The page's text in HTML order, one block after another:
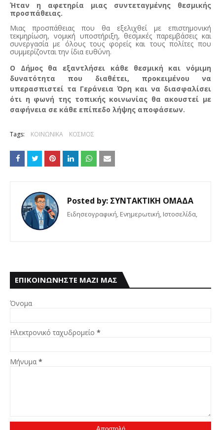
Ήταν η αφετηρία μιας συντεταγμένης θεσμικής
προσπάθειας.
Μιας προσπάθειας που θα εξελιχθεί με επιστημονική
τεκμηρίωση, νομική υποστήριξη, θεσμικές παρεμβάσεις και
συνεργασία με όλους τους φορείς και τους πολίτες που
συμμερίζονται την ίδια ευθύνη.
Ο Δήμος θα εξαντλήσει κάθε θεσμική και νόμιμη
δυνατότητα που διαθέτει, προκειμένου να
υπερασπιστεί τα Γεράνεια Όρη και να διασφαλίσει
ότι η φωνή της τοπικής κοινωνίας θα ακουστεί με
σαφήνεια σε κάθε επίπεδο λήψης αποφάσεων.
Tags: ΚΟΙΝΩΝΙΚΑ ΚΟΣΜΟΣ
Posted by: ΣΥΝΤΑΚΤΙΚΗ ΟΜΑΔΑ
Eιδησεογραφική, Ενημερωτική, Iστοσελίδα,
ΕΠΙΚΟΙΝΩΝΗΣΤΕ ΜΑΖΙ ΜΑΣ
Όνομα
Ηλεκτρονικό ταχυδρομείο *
Μήνυμα *